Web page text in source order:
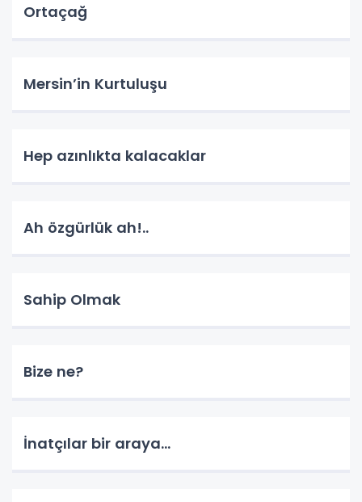
Ortaçağ
Mersin’in Kurtuluşu
Hep azınlıkta kalacaklar
Ah özgürlük ah!..
Sahip Olmak
Bize ne?
İnatçılar bir araya…